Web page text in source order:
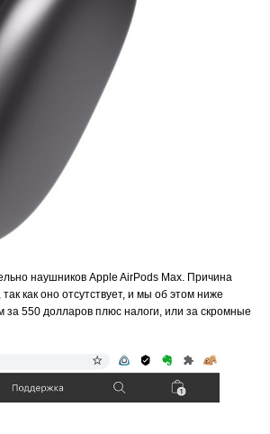
наушников Apple AirPods Max. Причина
как оно отсутствует, и мы об этом ниже
за 550 долларов плюс налоги, или за скромные